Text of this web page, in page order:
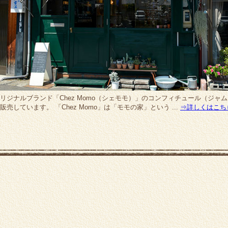
ジナルブランド「Chez Momo（シェモモ）」のコンフィチュール（ジャ
売しています。 「Chez Momo」は「モモの家」という ...⇒詳しくはこち
本民芸家具中央民芸ショールーム